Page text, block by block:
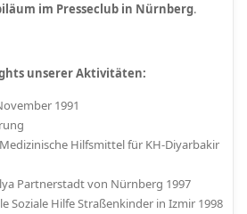
im Presseclub in Nürnberg.
unserer Aktivitäten:
1991
Hilfsmittel für KH-Diyarbakir
Partnerstadt von Nürnberg 1997
Soziale Hilfe Straßenkinder in Izmir 1998